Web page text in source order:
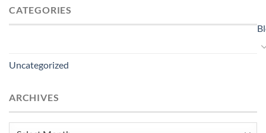
CATEGORIES
Uncategorized
ARCHIVES
Archives